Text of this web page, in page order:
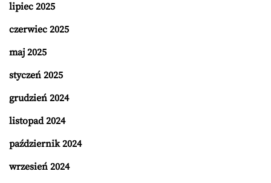
lipiec 2025
czerwiec 2025
maj 2025
styczeń 2025
grudzień 2024
listopad 2024
październik 2024
wrzesień 2024